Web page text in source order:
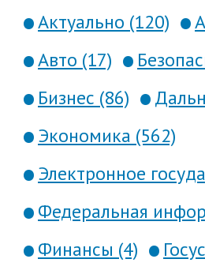
Актуально (120)
Авто (17)
Бизнес (86)
Экономика (562)
Электронное
Федеральная
Финансы (4)